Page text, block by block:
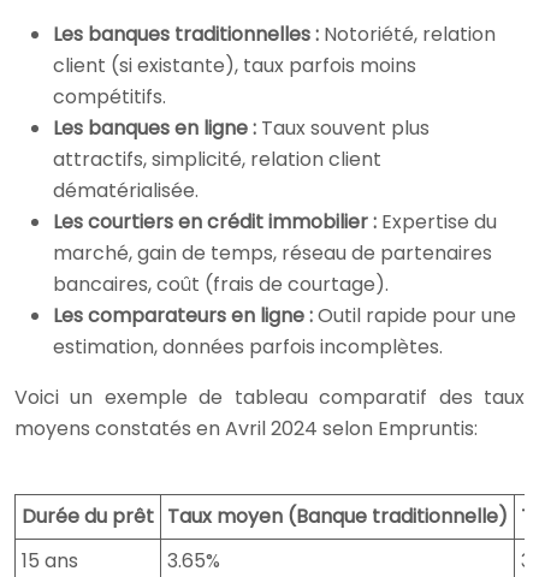
Les banques traditionnelles : Notoriété, relation
client (si existante), taux parfois moins
compétitifs.
Les banques en ligne : Taux souvent plus
attractifs, simplicité, relation client
dématérialisée.
Les courtiers en crédit immobilier : Expertise du
marché, gain de temps, réseau de partenaires
bancaires, coût (frais de courtage).
Les comparateurs en ligne :Outil rapide pour une
estimation, données parfois incomplètes.
Voici un exemple de tableau comparatif des taux
moyens constatés en Avril 2024 selon Empruntis:
Durée du prêt Taux moyen (Banque traditionnelle)
15 ans
3.65%